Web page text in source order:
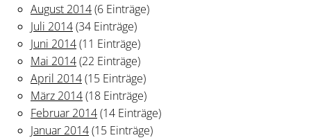
August 2014(6 Einträge)
Juli 2014(34 Einträge)
Juni 2014(11 Einträge)
Mai 2014(22 Einträge)
April 2014(15 Einträge)
März 2014(18 Einträge)
Februar 2014(14 Einträge)
Januar 2014(15 Einträge)